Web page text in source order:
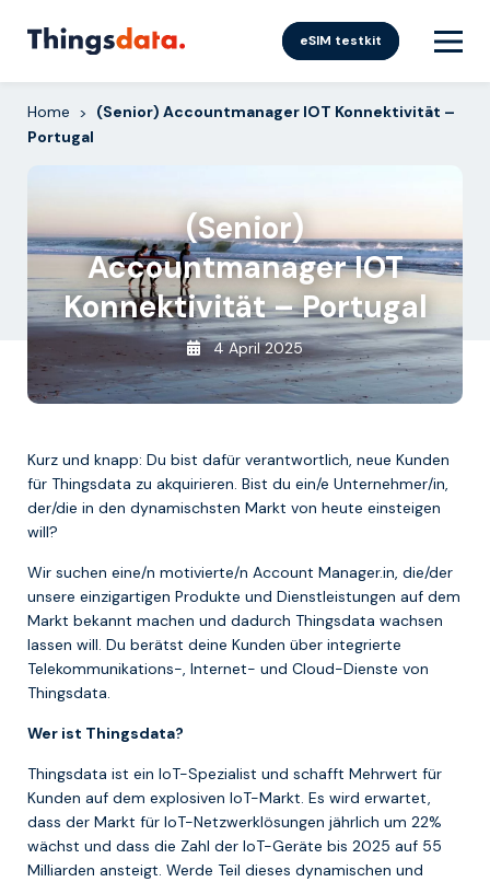
eSIM testkit
Home >
(Senior) Accountmanager IOT Konnektivität –
Portugal
(Senior)
Accountmanager IOT
Konnektivität – Portugal
4 April 2025
Kurz und knapp: Du bist dafür verantwortlich, neue Kunden
für Thingsdata zu akquirieren. Bist du ein/e Unternehmer/in,
der/die in den dynamischsten Markt von heute einsteigen
will?
Wir suchen eine/n motivierte/n Account Manager.in, die/der
unsere einzigartigen Produkte und Dienstleistungen auf dem
Markt bekannt machen und dadurch Thingsdata wachsen
lassen will. Du berätst deine Kunden über integrierte
Telekommunikations-, Internet- und Cloud-Dienste von
Thingsdata.
Wer ist Thingsdata?
Thingsdata ist ein IoT-Spezialist und schafft Mehrwert für
Kunden auf dem explosiven IoT-Markt. Es wird erwartet,
dass der Markt für IoT-Netzwerklösungen jährlich um 22%
wächst und dass die Zahl der IoT-Geräte bis 2025 auf 55
Milliarden ansteigt. Werde Teil dieses dynamischen und